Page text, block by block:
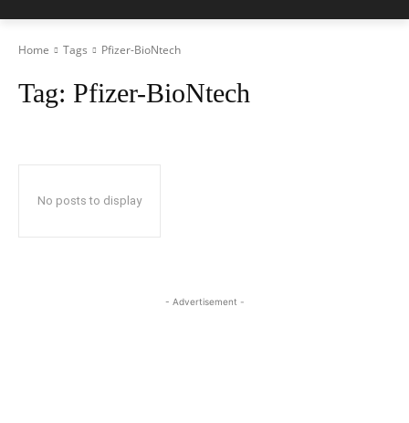
Home Tags Pfizer-BioNtech
Tag: Pfizer-BioNtech
No posts to display
- Advertisement -